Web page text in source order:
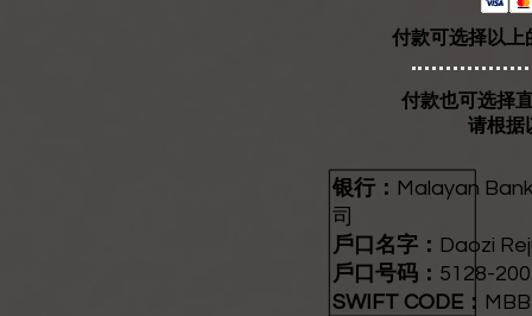
付款可选择以
付款也可选择
请根据
银行： Malayan
司
戶口名字： Daozi
戶口号码： 5128-
SWIFT CODE：